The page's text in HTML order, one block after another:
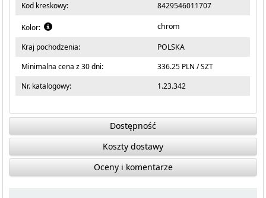
Kod kreskowy:
8429546011707
Kolor: chrom
Kraj pochodzenia:
POLSKA
Minimalna cena z 30 dni:
336.25 PLN / SZT
Nr. katalogowy:
1.23.342
Dostępność
Koszty dostawy
Oceny i komentarze